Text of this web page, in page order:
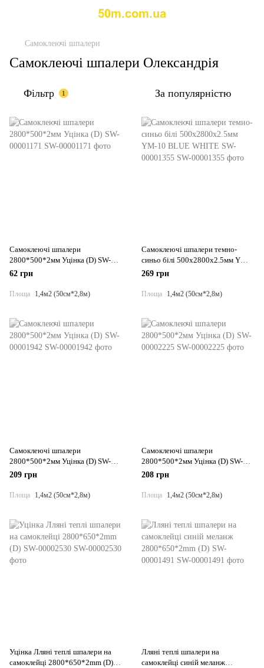
Самоклеючі шпалери
Самоклеючі шпалери Олександрія
Фільтр 1 За популярністю
Самоклеючі шпалери
2800*500*2мм Уцінка (D) SW-
00001171
62 грн
Площа 1,4м2 (50см*2,8м)
Самоклеючі шпалери темно-
синьо білі 500х2800х2.5мм YM-
10 BLUE WHITE SW-00001355
269 грн
Площа 1,4м2 (50см*2,8м)
Самоклеючі шпалери
2800*500*2мм Уцінка (D) SW-
00001942
209 грн
Площа 1,4м2 (50см*2,8м)
Самоклеючі шпалери
2800*500*2мм Уцінка (D) SW-
00002225
208 грн
Площа 1,4м2 (50см*2,8м)
Уцінка Лляні теплі шпалери на
самоклейці 2800*650*2mm (D)
Лляні теплі шпалери на
самоклейці синій меланж